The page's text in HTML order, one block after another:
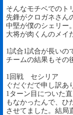
そんなモチベでのト
先鋒がクロガネさん
中堅が僕のシェリー。
大将が肉くんのメイ
1試合1試合が長いの
チームの結果もその
1回戦 セシリア
ぐだぐだで申し訳あ
1ターン目についた
もなかったんで、ひ
させてました。結局